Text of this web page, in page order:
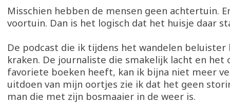
Misschien hebben de mensen geen achtertuin.
voortuin. Dan is het logisch dat het huisje daar
De podcast die ik tijdens het wandelen
kraken. De journaliste die smakelijk lacht en het
favoriete boeken heeft, kan ik bijna niet meer
uitdoen van mijn oortjes zie ik dat het geen
man die met zijn bosmaaier in de weer is.